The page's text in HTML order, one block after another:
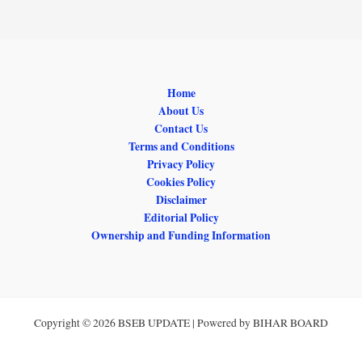
Home
About Us
Contact Us
Terms and Conditions
Privacy Policy
Cookies Policy
Disclaimer
Editorial Policy
Ownership and Funding Information
Copyright © 2026 BSEB UPDATE | Powered by BIHAR BOARD